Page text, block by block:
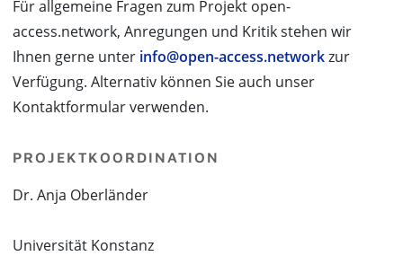
Für allgemeine Fragen zum Projekt open-
access.network, Anregungen und Kritik stehen wir
Ihnen gerne unter info@open-access.networkzur
Verfügung. Alternativ können Sie auch unser
Kontaktformular verwenden.
PROJEKTKOORDINATION
Dr. Anja Oberländer
Universität Konstanz